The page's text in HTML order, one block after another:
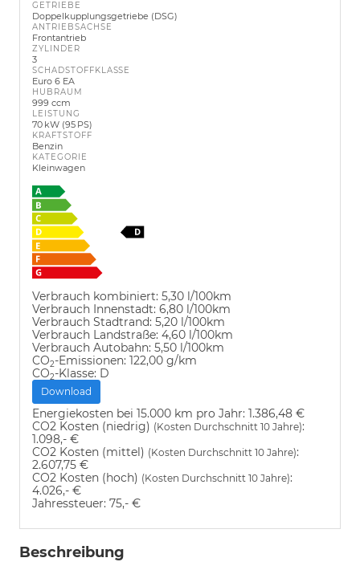
GETRIEBE
Doppelkupplungsgetriebe (DSG)
ANTRIEBSACHSE
Frontantrieb
ZYLINDER
3
SCHADSTOFFKLASSE
Euro 6 EA
HUBRAUM
999 ccm
LEISTUNG
70 kW (95 PS)
KRAFTSTOFF
Benzin
KATEGORIE
Kleinwagen
Verbrauch kombiniert: 5,30 l/100km
Verbrauch Innenstadt: 6,80 l/100km
Verbrauch Stadtrand: 5,20 l/100km
Verbrauch Landstraße: 4,60 l/100km
Verbrauch Autobahn: 5,50 l/100km
CO2-Emissionen: 122,00 g/km
CO2-Klasse: D
Download
Energiekosten bei 15.000 km pro Jahr: 1.386,48 €
CO2 Kosten (niedrig) (Kosten Durchschnitt 10 Jahre):
1.098,- €
CO2 Kosten (mittel) (Kosten Durchschnitt 10 Jahre):
2.607,75 €
CO2 Kosten (hoch) (Kosten Durchschnitt 10 Jahre):
4.026,- €
Jahressteuer: 75,- €
Beschreibung